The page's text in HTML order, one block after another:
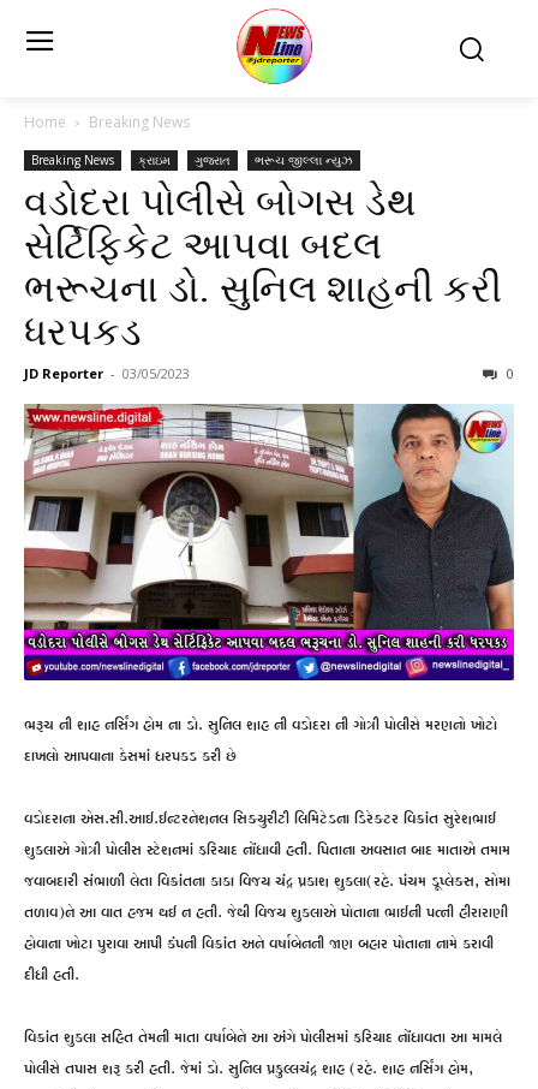
Home Breaking News
Breaking News ક્રાઇમ ગુજરાત ભરૂચ જીલ્લા ન્યુઝ
વડોદરા પોલીસે બોગસ ડેથ
સેર્ટિફિકેટ આપવા બદલ
ભરૂચના ડો. સુનિલ શાહની કરી
ધરપકડ
JD Reporter - 03/05/2023 0
ભરૂચ ની શાહ નર્સિંગ હોમ ના ડો. સુનિલ શાહ ની વડોદરા ની ગોત્રી પોલીસે મરણનો ખોટો
દાખલો આપવાના કેસમાં ધરપકડ કરી છે
વડોદરાના એસ.સી.આઈ.ઈન્ટરનેશનલ સિક્યુરીટી લિમિટેડના ડિરેક્ટર વિક્રાંત સુરેશભાઈ
શુકલાએ ગોત્રી પોલીસ સ્ટેશનમાં ફરિયાદ નોંધાવી હતી. પિતાના અવસાન બાદ માતાએ તમામ
જવાબદારી સંભાળી લેતા વિક્રાંતના કાકા વિજય ચંદ્ર પ્રકાશ શુકલા(રહે. પંચમ ડૂપ્લેક્સ, સોમા
તળાવ)ને આ વાત હજમ થઈ ન હતી. જેથી વિજય શુકલાએ પોતાના ભાઈની પત્ની હીરારાણી
હોવાના ખોટા પુરાવા આપી કંપની વિક્રાંત અને વર્ષાબેનની જાણ બહાર પોતાના નામે કરાવી
દીધી હતી.
વિક્રાંત શુકલા સહિત તેમની માતા વર્ષાબેને આ અંગે પોલીસમાં ફરિયાદ નોંધાવતા આ મામલે
પોલીસે તપાસ શરૂ કરી હતી. જેમાં ડો. સુનિલ પ્રફુલ્લચંદ્ર શાહ (રહે. શાહ નર્સિંગ હોમ,